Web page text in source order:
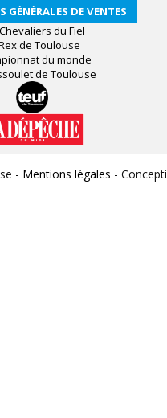
GÉNÉRALES DE VENTES
du Fiel
de Toulouse
du monde
de Toulouse
- Mentions légales -